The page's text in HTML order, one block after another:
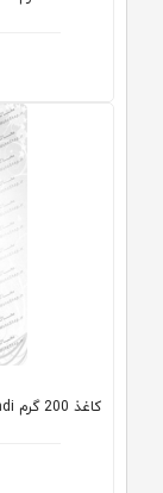
کاغذ 200 گرم Mondi گلاسه لیزر 250 برگی A3